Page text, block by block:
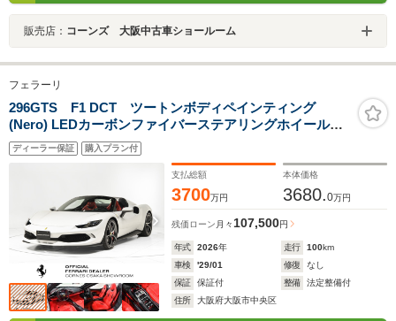
販売店： コーンズ 大阪中古車ショールーム
フェラーリ
296GTS F1 DCT ツートンボディペインティング
(Nero) LEDカーボンファイバーステアリングホイール
20inch ダイヤモンドカット・鍛造ホイール カーボンファ
イバー製アッパートンネル
ディーラー保証 購入プラン付
支払総額
3700万円
本体価格
3680.0万円
残価ローン 月々107,500円
年式 2026年 走行 100km
車検
'29/01 修復
なし
保証
保証付 整備
法定整備付
住所
大阪府大阪市中央区